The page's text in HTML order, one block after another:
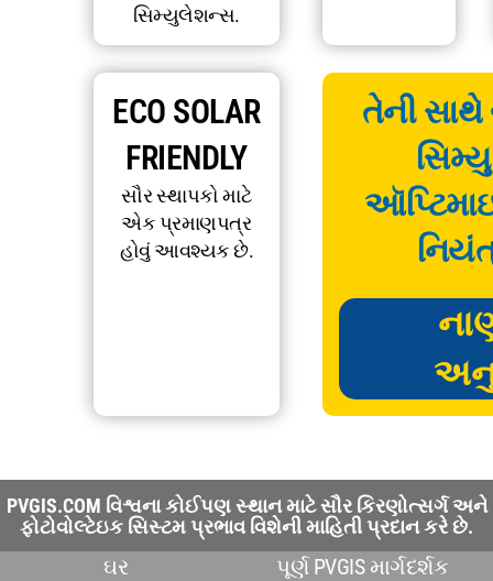
સિમ્યુલેશન્સ.
ECO SOLAR
FRIENDLY
સૌર સ્થાપકો માટે
એક પ્રમાણપત્ર
હોવું આવશ્યક છે.
તેની સાથે
PVGIS.COM વિશ્વના કોઈપણ સ્થાન માટે સૌર કિરણોત્સર્ગ અને
ફોટોવોલ્ટેઇક સિસ્ટમ પ્રભાવ વિશેની માહિતી પ્રદાન કરે છે.
ઘર
પૂર્ણ PVGIS માર્ગદર્શક